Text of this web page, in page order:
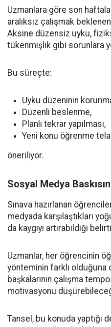
Uzmanlara göre son
aralıksız çalışmak
Aksine düzensiz uyku,
tükenmişlik gibi sorunlara
Bu süreçte:
Uyku düzeninin
Düzenli beslenme,
Planlı tekrar yapılması,
Yeni konu öğrenme
öneriliyor.
Sosyal Medya
Sınava hazırlanan
medyada karşılaştıkları
da kaygıyı artırabildiği
Uzmanlar, her öğrencinin
yönteminin farklı olduğuna
başkalarının çalışma
motivasyonu
Tansel, bu konuda yaptığı